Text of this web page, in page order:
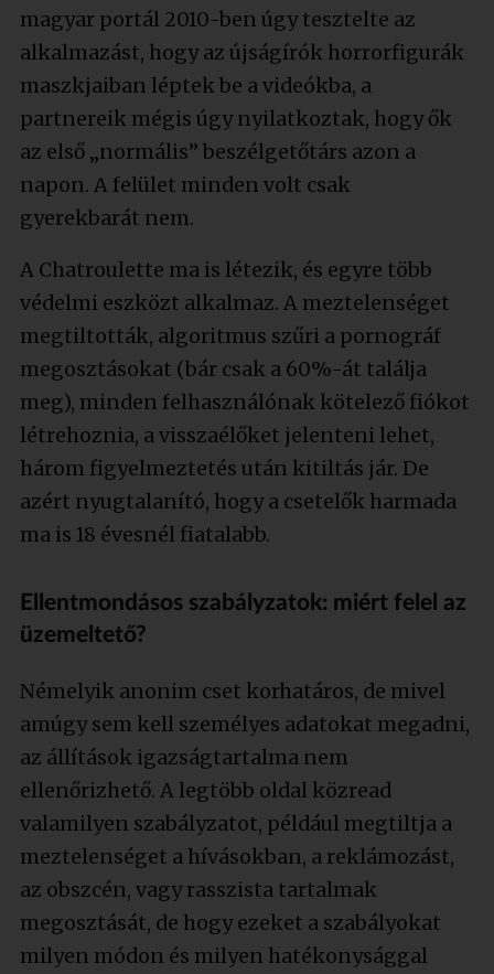
magyar portál 2010-ben úgy tesztelte az
alkalmazást, hogy az újságírók horrorfigurák
maszkjaiban léptek be a videókba, a
partnereik mégis úgy nyilatkoztak, hogy ők
az első „normális” beszélgetőtárs azon a
napon. A felület minden volt csak
gyerekbarát nem.
A Chatroulette ma is létezik, és egyre több
védelmi eszközt alkalmaz. A meztelenséget
megtiltották, algoritmus szűri a pornográf
megosztásokat (bár csak a 60%-át találja
meg), minden felhasználónak kötelező fiókot
létrehoznia, a visszaélőket jelenteni lehet,
három figyelmeztetés után kitiltás jár. De
azért nyugtalanító, hogy a csetelők harmada
ma is 18 évesnél fiatalabb.
Ellentmondásos szabályzatok: miért felel az
üzemeltető?
Némelyik anonim cset korhatáros, de mivel
amúgy sem kell személyes adatokat megadni,
az állítások igazságtartalma nem
ellenőrizhető. A legtöbb oldal közread
valamilyen szabályzatot, például megtiltja a
meztelenséget a hívásokban, a reklámozást,
az obszcén, vagy rasszista tartalmak
megosztását, de hogy ezeket a szabályokat
milyen módon és milyen hatékonysággal